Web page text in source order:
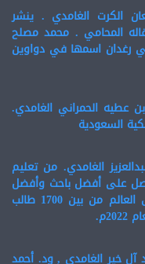
الكرت الغامدي . ينشر
المحامي . محمد مصلح
رغدان اسمها في دواوين
عطيه الحمراني الغامدي.
السعودية
الغامدي. من تعليم
على أفضل باحث وأفضل
مشروع على مستوى العالم من بين 1700 طالب
آل خير الغامدي , ود. أحمد